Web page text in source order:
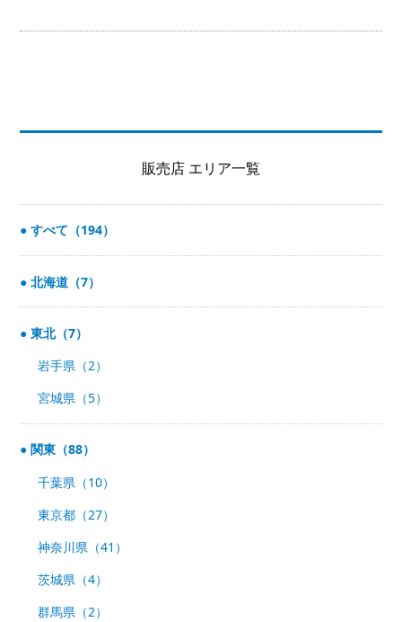
販売店 エリア一覧
すべて（194）
北海道（7）
東北（7）
岩手県（2）
宮城県（5）
関東（88）
千葉県（10）
東京都（27）
神奈川県（41）
茨城県（4）
群馬県（2）